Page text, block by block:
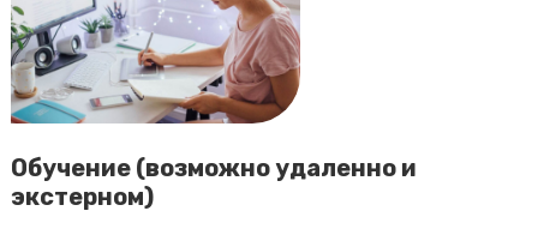
Обучение (возможно удаленно и
экстерном)